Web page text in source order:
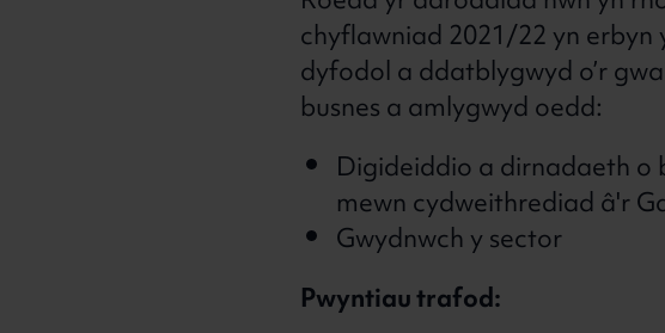
chyflawniad 2021/22 yn erbyn
dyfodol a ddatblygwyd o’r
busnes a amlygwyd oedd:
Digideiddio a dirnadaeth
mewn cydweithrediad â'r
Gwydnwch y sector
Pwyntiau trafod: